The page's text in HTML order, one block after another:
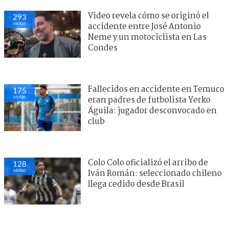
293
visitas
Video revela cómo se originó el
accidente entre José Antonio
Neme y un motociclista en Las
Condes
175
visitas
Fallecidos en accidente en Temuco
eran padres de futbolista Yerko
Águila: jugador desconvocado en
club
128
visitas
Colo Colo oficializó el arribo de
Iván Román: seleccionado chileno
llega cedido desde Brasil